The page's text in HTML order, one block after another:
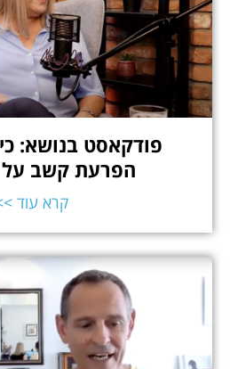
פודקאסט בנושא:
הפרעת קשב על
קרא עוד